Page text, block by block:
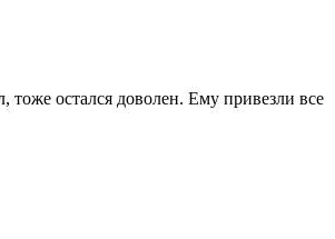
остался доволен. Ему привезли все